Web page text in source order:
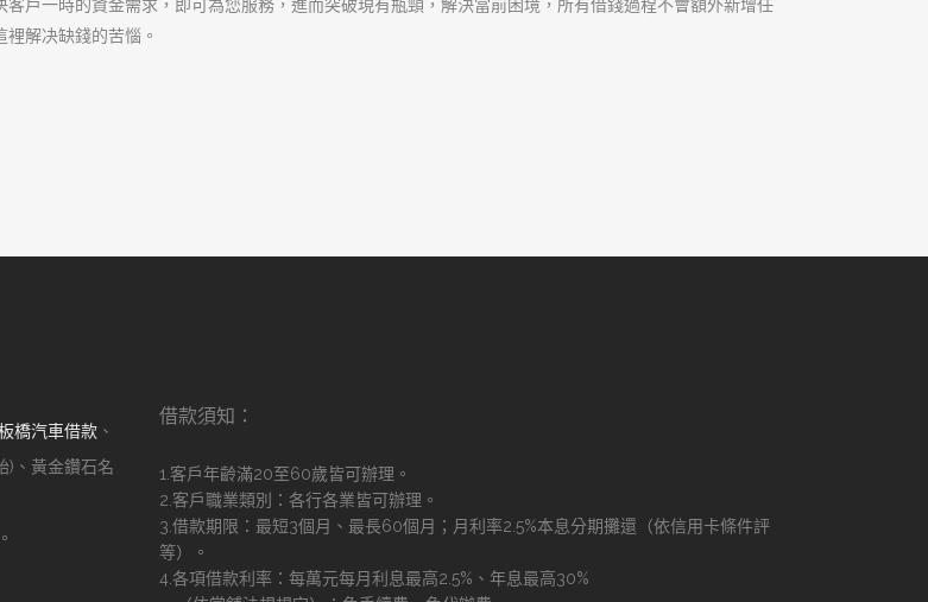
戶一時的資金需求，即可為您服務，進而突破現有瓶頸，解決當前困境，所有借錢過程不會額外新增任
解决缺錢的苦惱。
橋汽車借款 、
)、黃金鑽石名
借款須知：
1.客戶年齡滿20至60歲皆可辦理。
2.客戶職業類別：各行各業皆可辦理。
3.借款期限：最短3個月、最長60個月；月利率2.5%本息分期攤還（依信用卡條件評
等）。
4.各項借款利率：每萬元每月利息最高2.5%、年息最高30%